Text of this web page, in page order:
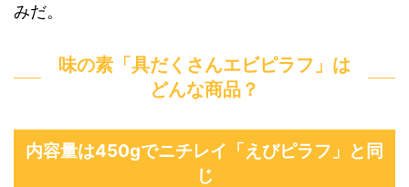
みだ。
味の素「具だくさんエビピラフ」は
どんな商品？
内容量は450gでニチレイ「えびピラフ」と同
じ